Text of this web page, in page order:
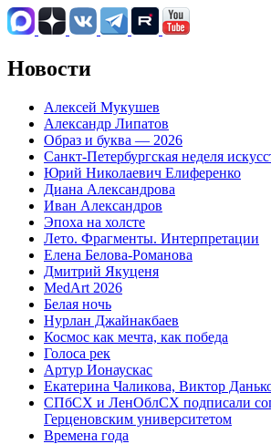
Новости
Алексей Мукушев
Александр Липатов
Образ и буква — 2026
Санкт-Петербургская неделя
Юрий Николаевич Елиференко
Диана Александрова
Иван Александров
Эпоха на холсте
Лето. Фрагменты. Интерпретации
Елена Белова-Романова
Дмитрий Якуценя
MedArt 2026
Белая ночь
Нурлан Джайнакбаев
Космос как мечта, как победа
Голоса рек
Артур Ионаускас
Екатерина Чаликова, Виктор
СПбСХ и ЛенОблСХ подписали
Герценовским университетом
Времена года